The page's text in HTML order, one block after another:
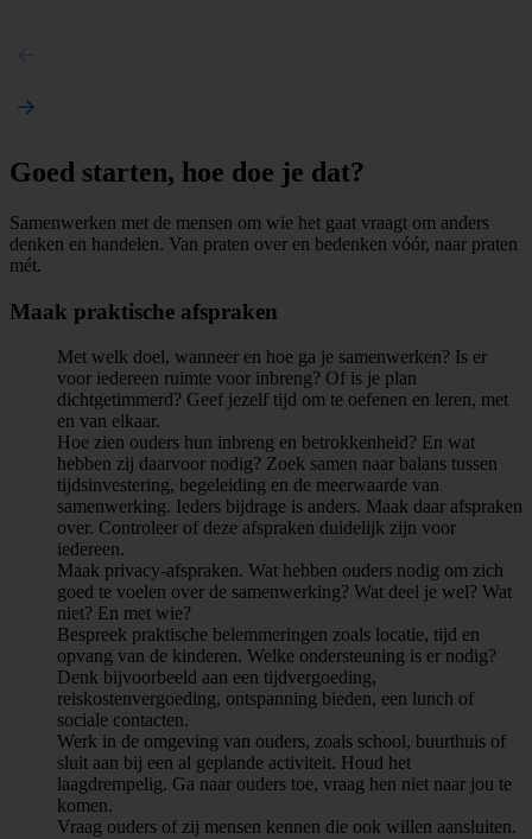
Goed starten, hoe doe je dat?
Samenwerken met de mensen om wie het gaat vraagt om anders
denken en handelen. Van praten over en bedenken vóór, naar praten
mét.
Maak praktische afspraken
Met welk doel, wanneer en hoe ga je samenwerken? Is er
voor iedereen ruimte voor inbreng? Of is je plan
dichtgetimmerd? Geef jezelf tijd om te oefenen en leren, met
en van elkaar.
Hoe zien ouders hun inbreng en betrokkenheid? En wat
hebben zij daarvoor nodig? Zoek samen naar balans tussen
tijdsinvestering, begeleiding en de meerwaarde van
samenwerking. Ieders bijdrage is anders. Maak daar afspraken
over. Controleer of deze afspraken duidelijk zijn voor
iedereen.
Maak privacy-afspraken. Wat hebben ouders nodig om zich
goed te voelen over de samenwerking? Wat deel je wel? Wat
niet? En met wie?
Bespreek praktische belemmeringen zoals locatie, tijd en
opvang van de kinderen. Welke ondersteuning is er nodig?
Denk bijvoorbeeld aan een tijdvergoeding,
reiskostenvergoeding, ontspanning bieden, een lunch of
sociale contacten.
Werk in de omgeving van ouders, zoals school, buurthuis of
sluit aan bij een al geplande activiteit. Houd het
laagdrempelig. Ga naar ouders toe, vraag hen niet naar jou te
komen.
Vraag ouders of zij mensen kennen die ook willen aansluiten.